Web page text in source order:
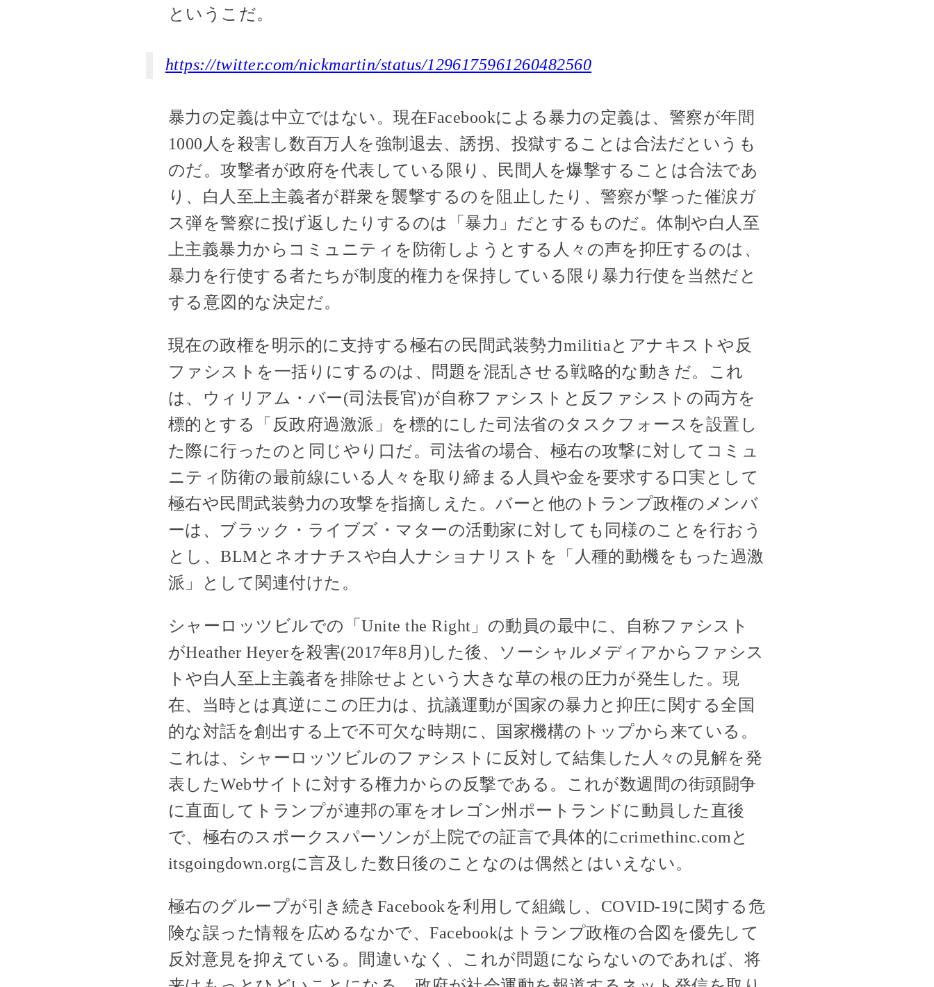
というこだ。
https://twitter.com/nickmartin/status/1296175961260482560
暴力の定義は中立ではない。現在Facebookによる暴力の定義は、警察が年間
1000人を殺害し数百万人を強制退去、誘拐、投獄することは合法だというも
のだ。攻撃者が政府を代表している限り、民間人を爆撃することは合法であ
り、白人至上主義者が群衆を襲撃するのを阻止したり、警察が撃った催涙ガ
ス弾を警察に投げ返したりするのは「暴力」だとするものだ。体制や白人至
上主義暴力からコミュニティを防衛しようとする人々の声を抑圧するのは、
暴力を行使する者たちが制度的権力を保持している限り暴力行使を当然だと
する意図的な決定だ。
現在の政権を明示的に支持する極右の民間武装勢力militiaとアナキストや反
ファシストを一括りにするのは、問題を混乱させる戦略的な動きだ。これ
は、ウィリアム・バー(司法長官)が自称ファシストと反ファシストの両方を
標的とする「反政府過激派」を標的にした司法省のタスクフォースを設置し
た際に行ったのと同じやり口だ。司法省の場合、極右の攻撃に対してコミュ
ニティ防衛の最前線にいる人々を取り締まる人員や金を要求する口実として
極右や民間武装勢力の攻撃を指摘しえた。バーと他のトランプ政権のメンバ
ーは、ブラック・ライブズ・マターの活動家に対しても同様のことを行おう
とし、BLMとネオナチスや白人ナショナリストを「人種的動機をもった過激
派」として関連付けた。
シャーロッツビルでの「Unite the Right」の動員の最中に、自称ファシスト
がHeather Heyerを殺害(2017年8月)した後、ソーシャルメディアからファシス
トや白人至上主義者を排除せよという大きな草の根の圧力が発生した。現
在、当時とは真逆にこの圧力は、抗議運動が国家の暴力と抑圧に関する全国
的な対話を創出する上で不可欠な時期に、国家機構のトップから来ている。
これは、シャーロッツビルのファシストに反対して結集した人々の見解を発
表したWebサイトに対する権力からの反撃である。これが数週間の街頭闘争
に直面してトランプが連邦の軍をオレゴン州ポートランドに動員した直後
で、極右のスポークスパーソンが上院での証言で具体的にcrimethinc.comと
itsgoingdown.orgに言及した数日後のことなのは偶然とはいえない。
極右のグループが引き続きFacebookを利用して組織し、COVID-19に関する危
険な誤った情報を広めるなかで、Facebookはトランプ政権の合図を優先して
反対意見を抑えている。間違いなく、これが問題にならないのであれば、将